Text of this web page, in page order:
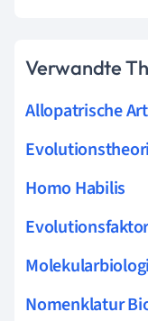
Verwandte
Allopatrische
Homo Habilis
Nomenklatur